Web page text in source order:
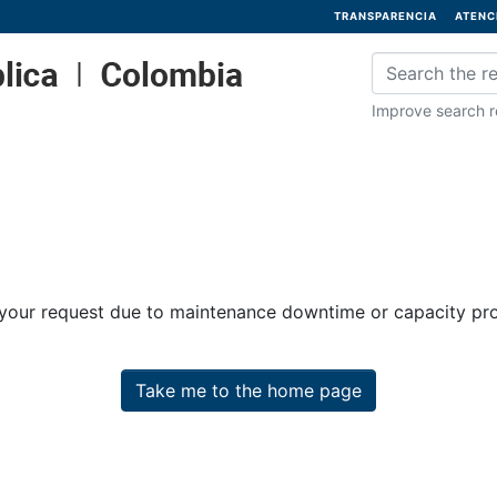
TRANSPARENCIA
Improve search
request due to maintenance downtime or capacity
Take me to the home page